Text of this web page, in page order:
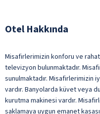
Otel Hakkında
Misafirlerimizin konforu ve
televizyon bulunmaktadır.
sunulmaktadır. Misafirlerimizin
vardır. Banyolarda küvet veya
kurutma makinesi vardır.
saklamaya uygun emanet